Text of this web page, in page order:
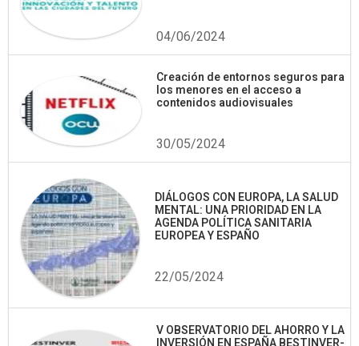
04/06/2024
Creación de entornos seguros para
los menores en el acceso a
contenidos audiovisuales
30/05/2024
DIÁLOGOS CON EUROPA, LA SALUD
MENTAL: UNA PRIORIDAD EN LA
AGENDA POLÍTICA SANITARIA
EUROPEA Y ESPAÑO
22/05/2024
V OBSERVATORIO DEL AHORRO Y LA